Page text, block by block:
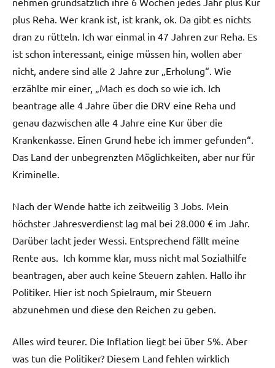
plus Reha. Wer krank ist, ist krank, ok. Da gibt es nichts
dran zu rütteln. Ich war einmal in 47 Jahren zur Reha. Es
ist schon interessant, einige müssen hin, wollen aber
nicht, andere sind alle 2 Jahre zur „Erholung“. Wie
erzählte mir einer, „Mach es doch so wie ich. Ich
beantrage alle 4 Jahre über die DRV eine Reha und
genau dazwischen alle 4 Jahre eine Kur über die
Krankenkasse. Einen Grund hebe ich immer gefunden“.
Das Land der unbegrenzten Möglichkeiten, aber nur für
Kriminelle.
Nach der Wende hatte ich zeitweilig 3 Jobs. Mein
höchster Jahresverdienst lag mal bei 28.000 € im Jahr.
Darüber lacht jeder Wessi. Entsprechend fällt meine
Rente aus. Ich komme klar, muss nicht mal Sozialhilfe
beantragen, aber auch keine Steuern zahlen. Hallo ihr
Politiker. Hier ist noch Spielraum, mir Steuern
abzunehmen und diese den Reichen zu geben.
Alles wird teurer. Die Inflation liegt bei über 5%. Aber
was tun die Politiker? Diesem Land fehlen wirklich